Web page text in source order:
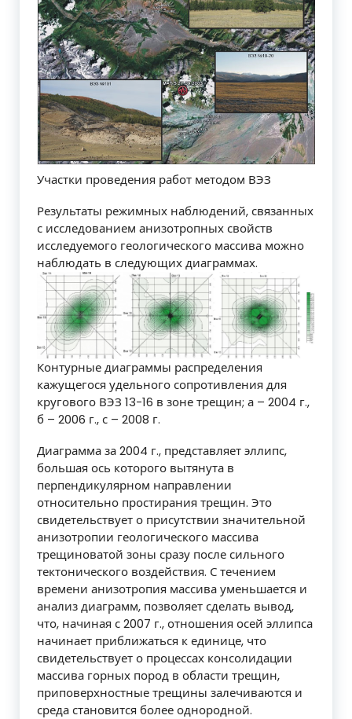
Участки проведения работ методом ВЭЗ
Результаты режимных наблюдений, связанных
с исследованием анизотропных свойств
исследуемого геологического массива можно
наблюдать в следующих диаграммах.
Контурные диаграммы распределения
кажущегося удельного сопротивления для
кругового ВЭЗ 13-16 в зоне трещин; а – 2004 г.,
б – 2006 г., с – 2008 г.
Диаграмма за 2004 г., представляет эллипс,
большая ось которого вытянута в
перпендикулярном направлении
относительно простирания трещин. Это
свидетельствует о присутствии значительной
анизотропии геологического массива
трещиноватой зоны сразу после сильного
тектонического воздействия. С течением
времени анизотропия массива уменьшается и
анализ диаграмм, позволяет сделать вывод,
что, начиная с 2007 г., отношения осей эллипса
начинает приближаться к единице, что
свидетельствует о процессах консолидации
массива горных пород в области трещин,
приповерхностные трещины залечиваются и
среда становится более однородной.